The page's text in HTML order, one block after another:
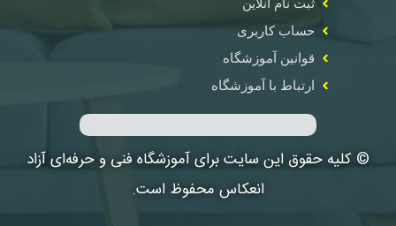
حساب کاربری
قوانین آموزشگاه
ارتباط با آموزشگاه
© کلیه حقوق این سایت برای آموزشگاه فنی و حرفه‌ای آزاد
انعکاس محفوظ است.